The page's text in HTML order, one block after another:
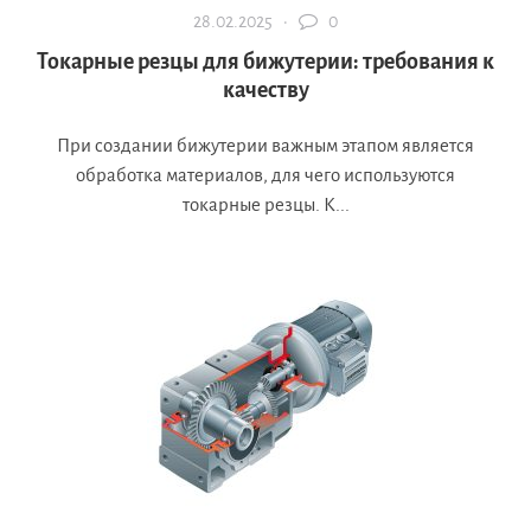
28.02.2025 · 0
Токарные резцы для бижутерии: требования к
качеству
При создании бижутерии важным этапом является
обработка материалов, для чего используются
токарные резцы. К...